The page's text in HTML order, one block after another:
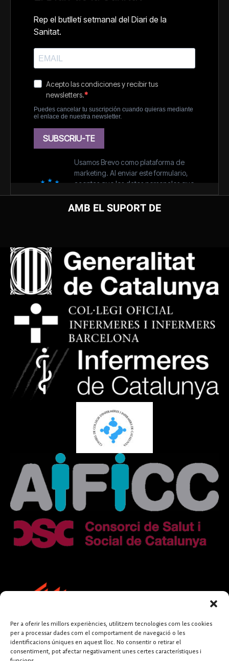
Per a oferir les millors experiències, utilitzem tecnologies com les cookies
per a processar dades com el comportament de navegació o les
identificacions úniques en aquest lloc. No consentir o retirar el
consentiment, pot afectar negativament unes certes característiques i
AMB EL SUPORT DE